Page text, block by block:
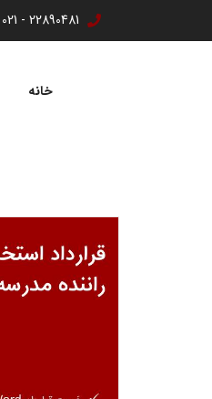
22890481 - 021
محتوا
خانه